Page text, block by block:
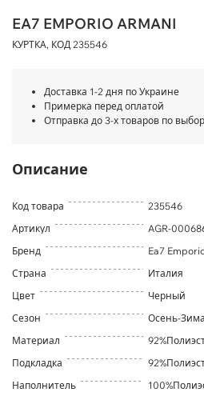
EA7 EMPORIO ARMANI
КУРТКА, КОД 235546
Доставка 1-2 дня по Украине
Примерка перед оплатой
Отправка до 3-х товаров по
Описание
Код товара
235546
Артикул
AGR-
Бренд
Ea7
Страна
Италия
Цвет
Черный
Сезон
Осень-Зима
Материал
Подкладка
Наполнитель